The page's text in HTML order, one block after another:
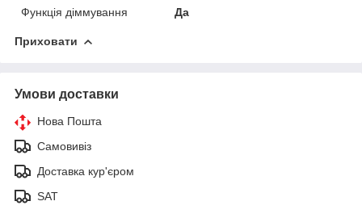
Функція діммування
Да
Приховати
Умови доставки
Нова Пошта
Самовивіз
Доставка кур'єром
SAT